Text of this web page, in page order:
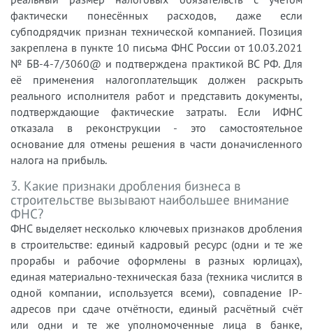
фактически понесённых расходов, даже если
субподрядчик признан технической компанией. Позиция
закреплена в пункте 10 письма ФНС России от 10.03.2021
№ БВ-4-7/3060@ и подтверждена практикой ВС РФ. Для
её применения налогоплательщик должен раскрыть
реального исполнителя работ и представить документы,
подтверждающие фактические затраты. Если ИФНС
отказала в реконструкции - это самостоятельное
основание для отмены решения в части доначисленного
налога на прибыль.
3. Какие признаки дробления бизнеса в
строительстве вызывают наибольшее внимание
ФНС?
ФНС выделяет несколько ключевых признаков дробления
в строительстве: единый кадровый ресурс (одни и те же
прорабы и рабочие оформлены в разных юрлицах),
единая материально-техническая база (техника числится в
одной компании, используется всеми), совпадение IP-
адресов при сдаче отчётности, единый расчётный счёт
или одни и те же уполномоченные лица в банке,